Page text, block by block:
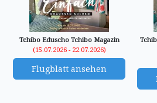
Tchibo Eduscho Tchibo Magazin
(15.07.2026 - 22.07.2026)
Flugblatt ansehen